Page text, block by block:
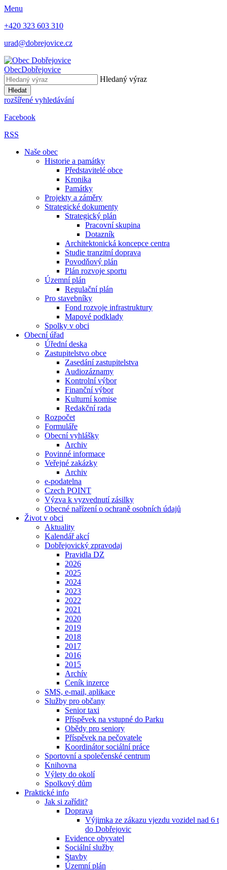
Menu
+420 323 603 310
urad@dobrejovice.cz
ObecDobřejovice
Hledaný výraz
Hledat
rozšířené vyhledávání
Facebook
RSS
Naše obec
Historie a památky
Představitelé obce
Kronika
Památky
Projekty a záměry
Strategické dokumenty
Strategický plán
Pracovní skupina
Dotazník
Architektonická koncepce centra
Studie tranzitní doprava
Povodňový plán
Plán rozvoje sportu
Územní plán
Regulační plán
Pro stavebníky
Fond rozvoje infrastruktury
Mapové podklady
Spolky v obci
Obecní úřad
Úřední deska
Zastupitelstvo obce
Zasedání zastupitelstva
Audiozáznamy
Kontrolní výbor
Finanční výbor
Kulturní komise
Redakční rada
Rozpočet
Formuláře
Obecní vyhlášky
Archiv
Povinné informace
Veřejné zakázky
Archiv
e-podatelna
Czech POINT
Výzva k vyzvednutí zásilky
Obecné nařízení o ochraně osobních údajů
Život v obci
Aktuality
Kalendář akcí
Dobřejovický zpravodaj
Pravidla DZ
2026
2025
2024
2023
2022
2021
2020
2019
2018
2017
2016
2015
Archív
Ceník inzerce
SMS, e-mail, aplikace
Služby pro občany
Senior taxi
Příspěvek na vstupné do Parku
Obědy pro seniory
Příspěvek na pečovatele
Koordinátor sociální práce
Sportovní a společenské centrum
Knihovna
Výlety do okolí
Spolkový dům
Praktické info
Jak si zařídit?
Doprava
Výjimka ze zákazu vjezdu vozidel nad 6 t
do Dobřejovic
Evidence obyvatel
Sociální služby
Stavby
Územní plán